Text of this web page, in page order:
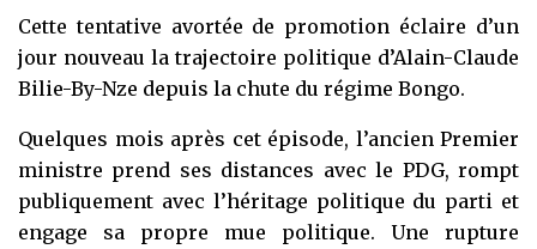
Cette tentative avortée de promotion éclaire d’un
jour nouveau la trajectoire politique d’Alain-Claude
Bilie-By-Nze depuis la chute du régime Bongo.
Quelques mois après cet épisode, l’ancien Premier
ministre prend ses distances avec le PDG, rompt
publiquement avec l’héritage politique du parti et
engage sa propre mue politique. Une rupture